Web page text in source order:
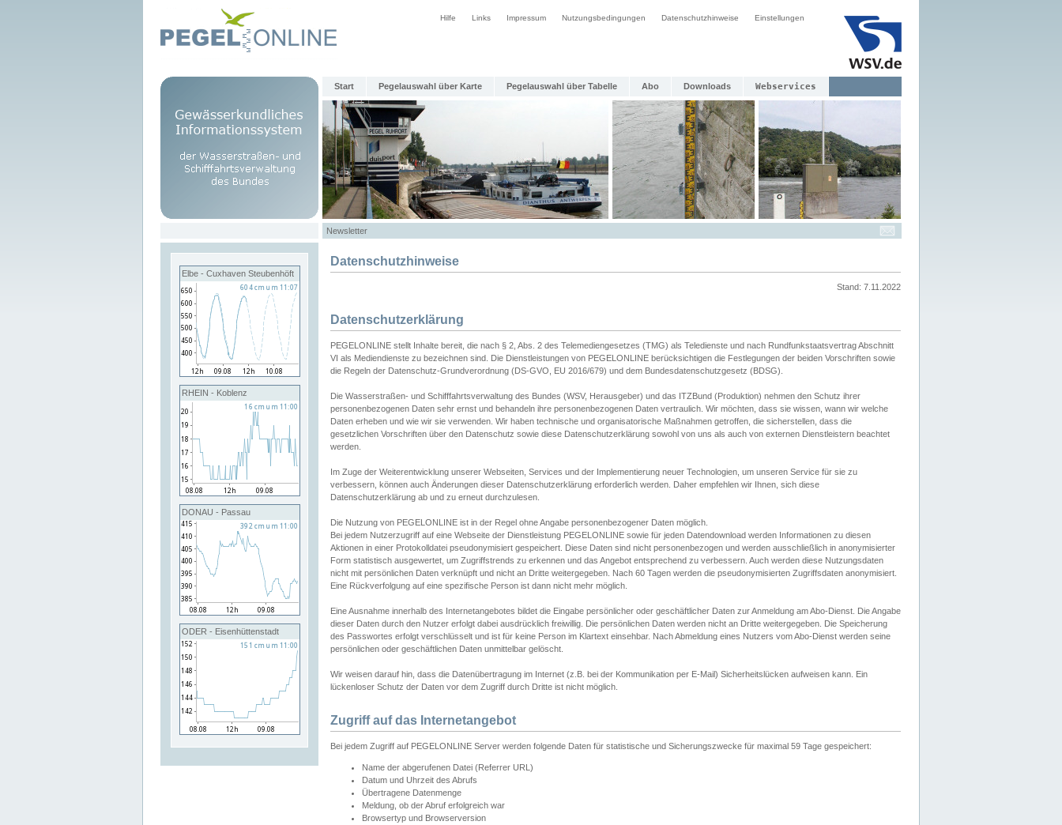
Hilfe Links Impressum Nutzungsbedingungen Datenschutzhinweise Einstellungen
Start Pegelauswahl über Karte Pegelauswahl über Tabelle Abo Downloads Webservices
Newsletter
Elbe - Cuxhaven Steubenhöft
RHEIN - Koblenz
DONAU - Passau
ODER - Eisenhüttenstadt
Datenschutzhinweise
Stand: 7.11.2022
Datenschutzerklärung
PEGELONLINE stellt Inhalte bereit, die nach § 2, Abs. 2 des Telemediengesetzes (TMG) als Teledienste und nach Rundfunkstaatsvertrag Abschnitt
VI als Mediendienste zu bezeichnen sind. Die Dienstleistungen von PEGELONLINE berücksichtigen die Festlegungen der beiden Vorschriften sowie
die Regeln der Datenschutz-Grundverordnung (DS-GVO, EU 2016/679) und dem Bundesdatenschutzgesetz (BDSG).
Die Wasserstraßen- und Schifffahrtsverwaltung des Bundes (WSV, Herausgeber) und das ITZBund (Produktion) nehmen den Schutz ihrer
personenbezogenen Daten sehr ernst und behandeln ihre personenbezogenen Daten vertraulich. Wir möchten, dass sie wissen, wann wir welche
Daten erheben und wie wir sie verwenden. Wir haben technische und organisatorische Maßnahmen getroffen, die sicherstellen, dass die
gesetzlichen Vorschriften über den Datenschutz sowie diese Datenschutzerklärung sowohl von uns als auch von externen Dienstleistern beachtet
werden.
Im Zuge der Weiterentwicklung unserer Webseiten, Services und der Implementierung neuer Technologien, um unseren Service für sie zu
verbessern, können auch Änderungen dieser Datenschutzerklärung erforderlich werden. Daher empfehlen wir Ihnen, sich diese
Datenschutzerklärung ab und zu erneut durchzulesen.
Die Nutzung von PEGELONLINE ist in der Regel ohne Angabe personenbezogener Daten möglich.
Bei jedem Nutzerzugriff auf eine Webseite der Dienstleistung PEGELONLINE sowie für jeden Datendownload werden Informationen zu diesen
Aktionen in einer Protokolldatei pseudonymisiert gespeichert. Diese Daten sind nicht personenbezogen und werden ausschließlich in anonymisierter
Form statistisch ausgewertet, um Zugriffstrends zu erkennen und das Angebot entsprechend zu verbessern. Auch werden diese Nutzungsdaten
nicht mit persönlichen Daten verknüpft und nicht an Dritte weitergegeben. Nach 60 Tagen werden die pseudonymisierten Zugriffsdaten anonymisiert.
Eine Rückverfolgung auf eine spezifische Person ist dann nicht mehr möglich.
Eine Ausnahme innerhalb des Internetangebotes bildet die Eingabe persönlicher oder geschäftlicher Daten zur Anmeldung am Abo-Dienst. Die Angabe
dieser Daten durch den Nutzer erfolgt dabei ausdrücklich freiwillig. Die persönlichen Daten werden nicht an Dritte weitergegeben. Die Speicherung
des Passwortes erfolgt verschlüsselt und ist für keine Person im Klartext einsehbar. Nach Abmeldung eines Nutzers vom Abo-Dienst werden seine
persönlichen oder geschäftlichen Daten unmittelbar gelöscht.
Wir weisen darauf hin, dass die Datenübertragung im Internet (z.B. bei der Kommunikation per E-Mail) Sicherheitslücken aufweisen kann. Ein
lückenloser Schutz der Daten vor dem Zugriff durch Dritte ist nicht möglich.
Zugriff auf das Internetangebot
Bei jedem Zugriff auf PEGELONLINE Server werden folgende Daten für statistische und Sicherungszwecke für maximal 59 Tage gespeichert:
Name der abgerufenen Datei (Referrer URL)
Datum und Uhrzeit des Abrufs
Übertragene Datenmenge
Meldung, ob der Abruf erfolgreich war
Browsertyp und Browserversion